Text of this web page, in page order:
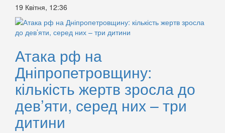
19 Квітня, 12:36
Атака рф на
Дніпропетровщину:
кількість жертв зросла до
дев’яти, серед них – три
дитини